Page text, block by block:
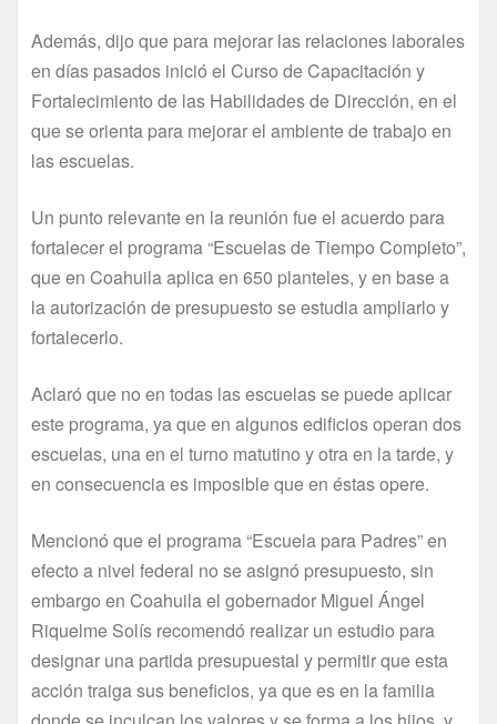
Además, dijo que para mejorar las relaciones laborales
en días pasados inició el Curso de Capacitación y
Fortalecimiento de las Habilidades de Dirección, en el
que se orienta para mejorar el ambiente de trabajo en
las escuelas.
Un punto relevante en la reunión fue el acuerdo para
fortalecer el programa “Escuelas de Tiempo Completo”,
que en Coahuila aplica en 650 planteles, y en base a
la autorización de presupuesto se estudia ampliarlo y
fortalecerlo.
Aclaró que no en todas las escuelas se puede aplicar
este programa, ya que en algunos edificios operan dos
escuelas, una en el turno matutino y otra en la tarde, y
en consecuencia es imposible que en éstas opere.
Mencionó que el programa “Escuela para Padres” en
efecto a nivel federal no se asignó presupuesto, sin
embargo en Coahuila el gobernador Miguel Ángel
Riquelme Solís recomendó realizar un estudio para
designar una partida presupuestal y permitir que esta
acción traiga sus beneficios, ya que es en la familia